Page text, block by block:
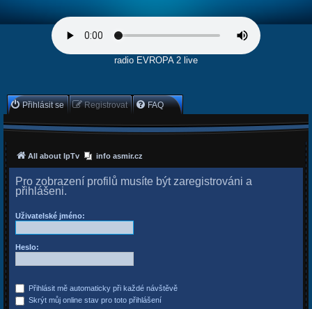
radio EVROPA 2 live
Přihlásit se Registrovat FAQ
All about IpTv info asmir.cz
Pro zobrazení profilů musíte být zaregistrováni a
přihlášeni.
Uživatelské jméno:
Heslo:
Přihlásit mě automaticky při každé návštěvě
Skrýt můj online stav pro toto přihlášení